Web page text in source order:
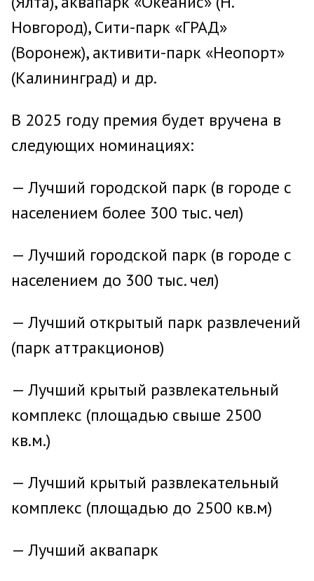
Новгород), Сити-парк «ГРАД»
(Воронеж), активити-парк «Неопорт»
(Калининград) и др.
В 2025 году премия будет вручена в
следующих номинациях:
— Лучший городской парк (в городе с
населением более 300 тыс. чел)
— Лучший городской парк (в городе с
населением до 300 тыс. чел)
— Лучший открытый парк развлечений
(парк аттракционов)
— Лучший крытый развлекательный
комплекс (площадью свыше 2500
кв.м.)
— Лучший крытый развлекательный
комплекс (площадью до 2500 кв.м)
— Лучший аквапарк